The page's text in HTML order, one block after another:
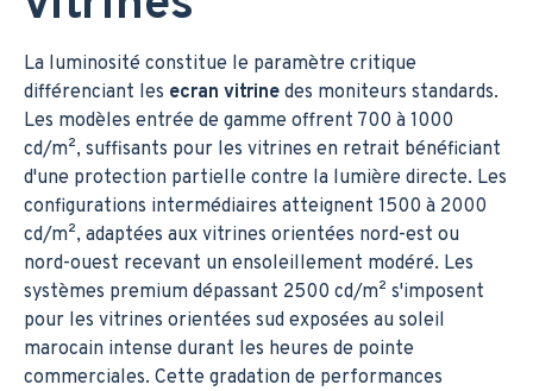
La luminosité constitue le paramètre critique
différenciant les ecran vitrine des moniteurs standards.
Les modèles entrée de gamme offrent 700 à 1000
cd/m², suffisants pour les vitrines en retrait bénéficiant
d'une protection partielle contre la lumière directe. Les
configurations intermédiaires atteignent 1500 à 2000
cd/m², adaptées aux vitrines orientées nord-est ou
nord-ouest recevant un ensoleillement modéré. Les
systèmes premium dépassant 2500 cd/m² s'imposent
pour les vitrines orientées sud exposées au soleil
marocain intense durant les heures de pointe
commerciales. Cette gradation de performances